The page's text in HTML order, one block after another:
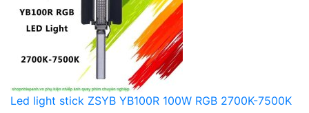
Led light stick ZSYB YB100R 100W RGB 2700K-7500K